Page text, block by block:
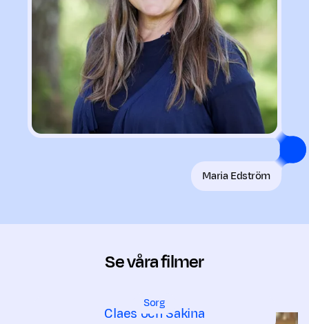
Maria Edström
Se våra filmer
Claes och Sakina
Sorg